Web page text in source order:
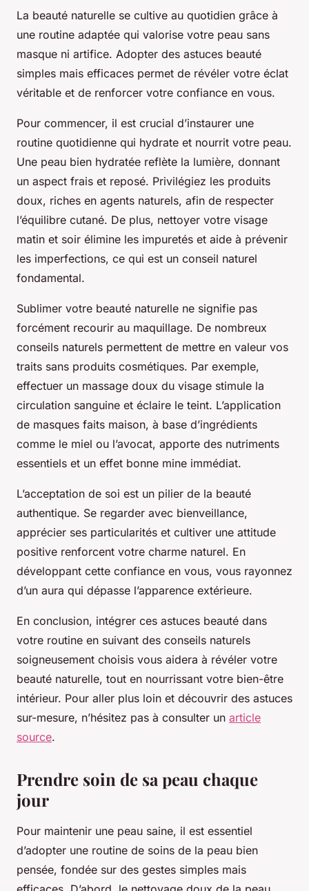
La beauté naturelle se cultive au quotidien grâce à
une routine adaptée qui valorise votre peau sans
masque ni artifice. Adopter des astuces beauté
simples mais efficaces permet de révéler votre éclat
véritable et de renforcer votre confiance en vous.
Pour commencer, il est crucial d’instaurer une
routine quotidienne qui hydrate et nourrit votre peau.
Une peau bien hydratée reflète la lumière, donnant
un aspect frais et reposé. Privilégiez les produits
doux, riches en agents naturels, afin de respecter
l’équilibre cutané. De plus, nettoyer votre visage
matin et soir élimine les impuretés et aide à prévenir
les imperfections, ce qui est un conseil naturel
fondamental.
Sublimer votre beauté naturelle ne signifie pas
forcément recourir au maquillage. De nombreux
conseils naturels permettent de mettre en valeur vos
traits sans produits cosmétiques. Par exemple,
effectuer un massage doux du visage stimule la
circulation sanguine et éclaire le teint. L’application
de masques faits maison, à base d’ingrédients
comme le miel ou l’avocat, apporte des nutriments
essentiels et un effet bonne mine immédiat.
L’acceptation de soi est un pilier de la beauté
authentique. Se regarder avec bienveillance,
apprécier ses particularités et cultiver une attitude
positive renforcent votre charme naturel. En
développant cette confiance en vous, vous rayonnez
d’un aura qui dépasse l’apparence extérieure.
En conclusion, intégrer ces astuces beauté dans
votre routine en suivant des conseils naturels
soigneusement choisis vous aidera à révéler votre
beauté naturelle, tout en nourrissant votre bien-être
intérieur. Pour aller plus loin et découvrir des astuces
sur-mesure, n’hésitez pas à consulter un article
source.
Prendre soin de sa peau chaque
jour
Pour maintenir une peau saine, il est essentiel
d’adopter une routine de soins de la peau bien
pensée, fondée sur des gestes simples mais